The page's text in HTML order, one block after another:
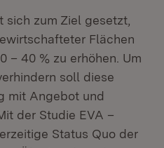
zum Ziel gesetzt,
Flächen
– 40 % zu erhöhen. Um
soll diese
mit Angebot und
der Studie EVA –
Status Quo der